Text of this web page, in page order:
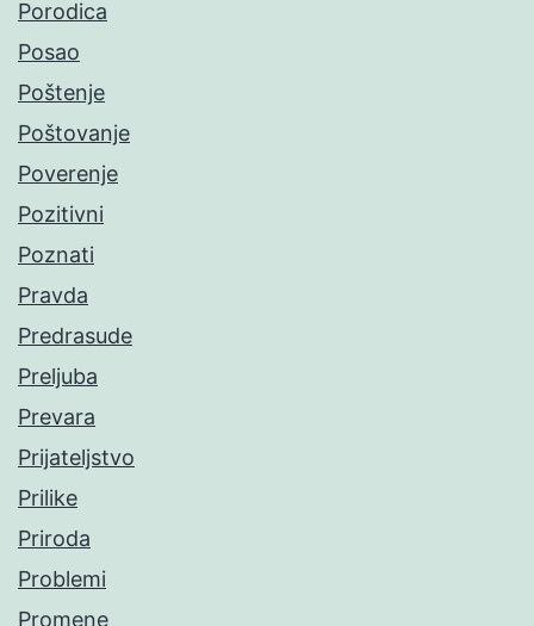
Porodica
Posao
Poštenje
Poštovanje
Poverenje
Pozitivni
Poznati
Pravda
Predrasude
Preljuba
Prevara
Prijateljstvo
Prilike
Priroda
Problemi
Promene